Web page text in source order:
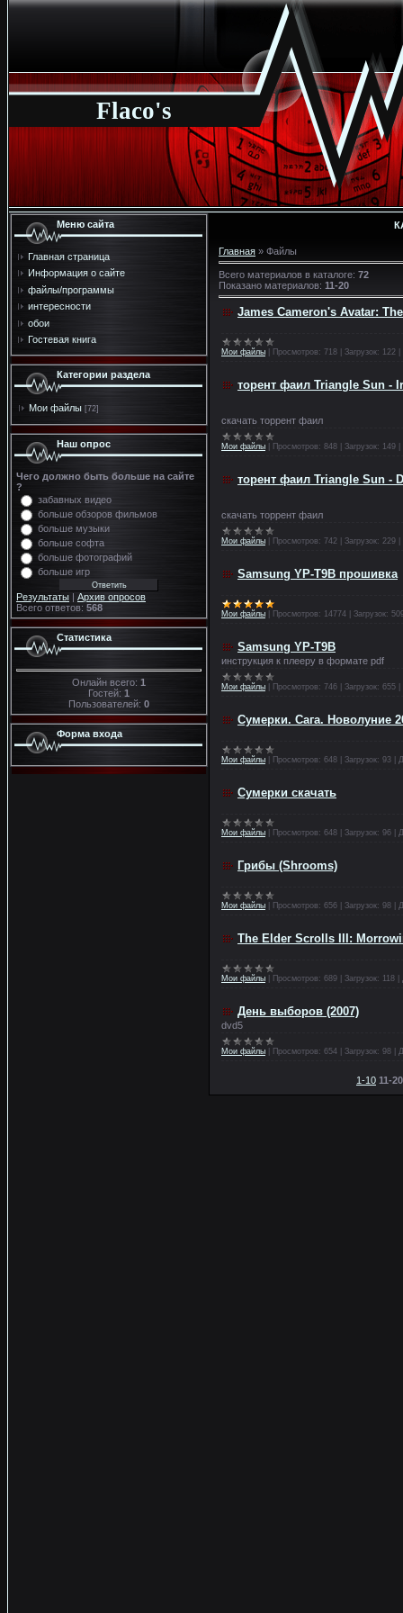
Flaco's
Меню сайта
Главная страница
Информация о сайте
файлы/программы
интересности
обои
Гостевая книга
Категории раздела
Мои файлы [72]
Наш опрос
Чего должно быть больше на сайте
?
забавных видео
больше обзоров фильмов
больше музыки
больше софта
больше фотографий
больше игр
Результаты | Архив опросов
Всего ответов: 568
Статистика
Онлайн всего: 1
Гостей: 1
Пользователей: 0
Форма входа
Главная » Файлы
Всего материалов в каталоге: 72
Показано материалов: 11-20
James Cameron's Avatar:
Мои файлы Просмотров: 718 Загрузок: 122
торент фаил Triangle Sun -
скачать торрент фаил
Мои файлы Просмотров: 848 Загрузок: 149
торент фаил Triangle Sun -
скачать торрент фаил
Мои файлы Просмотров: 742 Загрузок: 229
Samsung YP-T9B прошивка
Мои файлы Просмотров: 14774 Загрузок:
Samsung YP-T9B
инструкция к плееру в формате pdf
Мои файлы Просмотров: 746 Загрузок: 655
Сумерки. Сага. Новолуние
Мои файлы Просмотров: 648 Загрузок: 93
Сумерки скачать
Мои файлы Просмотров: 648 Загрузок: 96
Грибы (Shrooms)
Мои файлы Просмотров: 656 Загрузок: 98
The Elder Scrolls III:
Мои файлы Просмотров: 689 Загрузок: 118
День выборов (2007)
dvd5
Мои файлы Просмотров: 654 Загрузок: 98
1-10 11-20